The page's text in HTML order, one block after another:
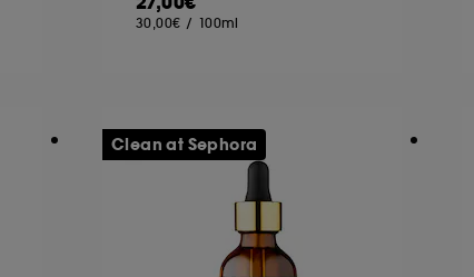
30,00€ / 100ml
Clean at Sephora